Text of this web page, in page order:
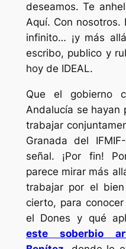
deseamos. Te
Aquí. Con
infinito… ¡y más
escribo, publico y
hoy de IDEAL.
Que el gobierno
Andalucía se hayan
trabajar
Granada del
señal. ¡Por fin!
parece mirar más
trabajar por el
cierto, para
el Dones y qué
este soberbio